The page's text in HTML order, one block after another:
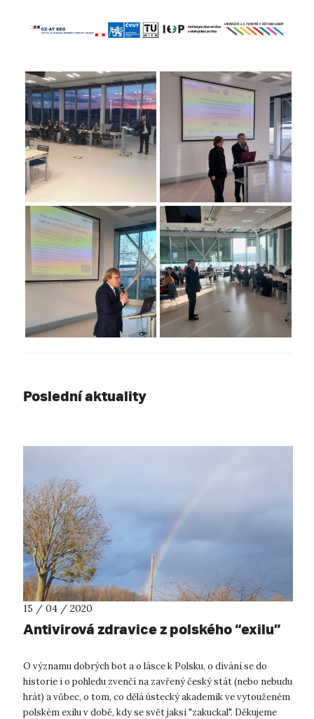
Poslední aktuality
15 / 04 / 2020
Antivirová zdravice z polského “exilu”
O významu dobrých bot a o lásce k Polsku, o dívání se do
historie i o pohledu zvenčí na zavřený český stát (nebo nebudu
hrát) a vůbec, o tom, co dělá ústecký akademik ve vytouženém
polském exilu v době, kdy se svět jaksi "zakuckal". Děkujeme